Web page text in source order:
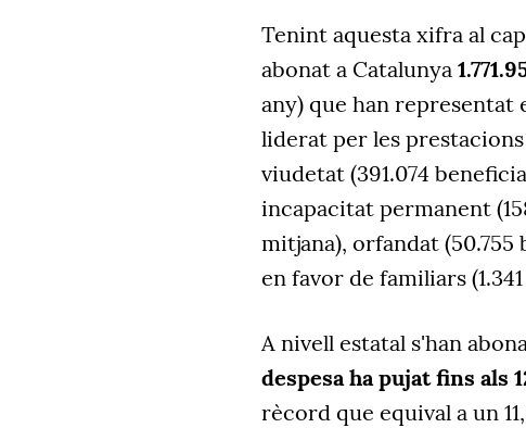
Tenint aquesta xifra al
abonat a Catalunya
any) que han representat
liderat per les
viudetat (391.074
incapacitat permanent
mitjana), orfandat
en favor de familiars
A nivell estatal s'han
despesa ha pujat fins als
rècord que equival a un